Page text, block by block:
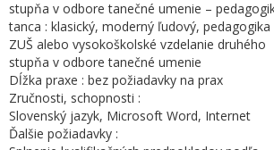
stupňa v odbore tanečné umenie –
tanca : klasický, moderný ľudový, pedagogika
ZUŠ alebo vysokoškolské vzdelanie druhého
stupňa v odbore tanečné umenie
Dĺžka praxe : bez požiadavky na prax
Zručnosti, schopnosti :
Slovenský jazyk, Microsoft Word, Internet
Ďalšie požiadavky :